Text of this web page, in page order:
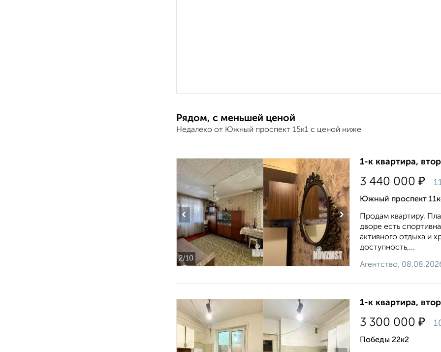
Рядом, с меньшей ценой
Недалеко от Южный проспект 15к1 с ценой ниже
2/10
‹ ›
1-к квартира,
3 440 000 ₽
Южный проспект
Продам квартиру.
дворе есть
активного отдыха и
доступность,...
Агентство,
1-к квартира,
3 300 000 ₽
Победы 22к2